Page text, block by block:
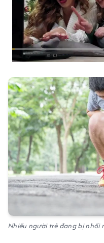
Nhiều người trẻ đang bị nhồi